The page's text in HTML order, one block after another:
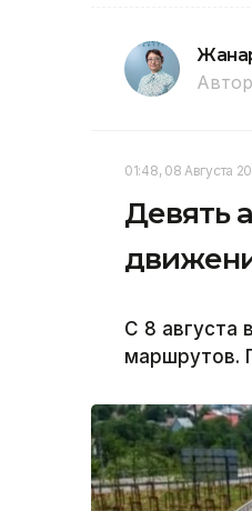
Автор
01:48, 08 Августа
Девять
С 8 августа
маршрутов.